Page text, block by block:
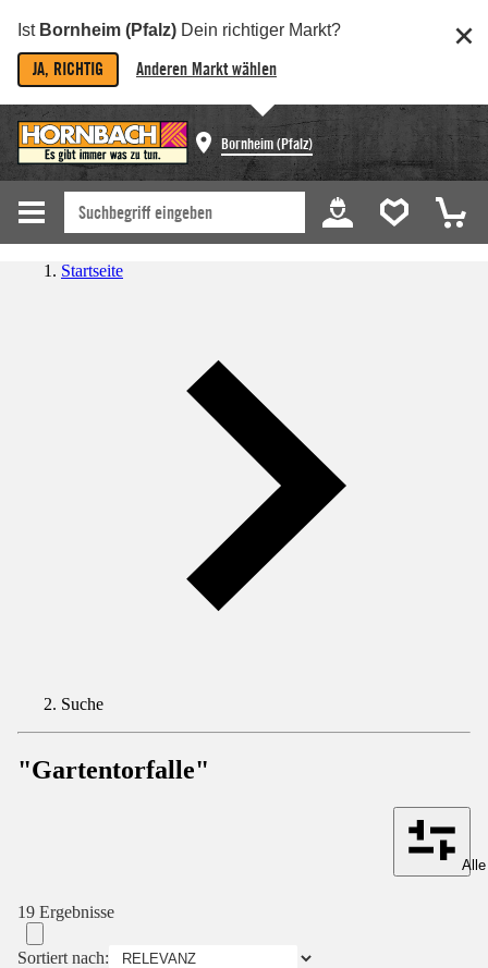
Ist Bornheim (Pfalz) Dein richtiger Markt?
JA, RICHTIG Anderen Markt wählen
Bornheim (Pfalz)
Startseite
Suche
"Gartentorfalle"
19 Ergebnisse
Sortiert nach: